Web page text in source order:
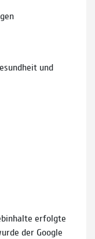
und
erfolgte
der Google